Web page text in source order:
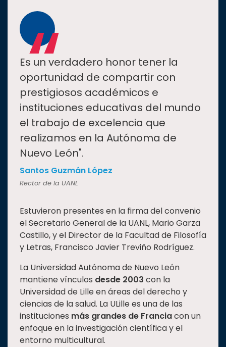
“
Es un verdadero honor tener la
oportunidad de compartir con
prestigiosos académicos e
instituciones educativas del mundo
el trabajo de excelencia que
realizamos en la Autónoma de
Nuevo León".
Santos Guzmán López
Rector de la UANL
Estuvieron presentes en la firma del convenio
el Secretario General de la UANL, Mario Garza
Castillo, y el Director de la Facultad de Filosofía
y Letras, Francisco Javier Treviño Rodríguez.
La Universidad Autónoma de Nuevo León
mantiene vínculos desde 2003 con la
Universidad de Lille en áreas del derecho y
ciencias de la salud. La ULille es una de las
instituciones más grandes de Franciacon un
enfoque en la investigación científica y el
entorno multicultural.